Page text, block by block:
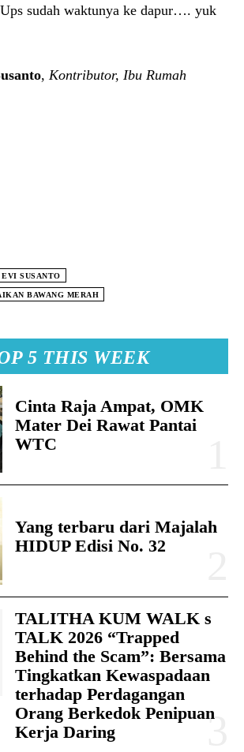
5 THIS WEEK
Cinta Raja Ampat, OMK
Mater Dei Rawat Pantai
WTC
Yang terbaru dari Majalah
HIDUP Edisi No. 32
TALITHA KUM WALK s
TALK 2026 “Trapped
Behind the Scam”: Bersama
Tingkatkan Kewaspadaan
terhadap Perdagangan
Orang Berkedok Penipuan
Kerja Daring
sudah waktunya ke dapur…. yuk
, Kontributor, Ibu Rumah
SUSANTO
BAWANG MERAH